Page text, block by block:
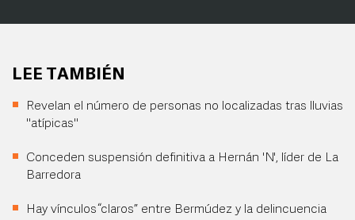
LEE TAMBIÉN
Revelan el número de personas no localizadas tras lluvias
"atípicas"
Conceden suspensión definitiva a Hernán 'N', líder de La
Barredora
Hay vínculos “claros” entre Bermúdez y la delincuencia